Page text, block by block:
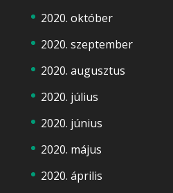
2020. október
2020. szeptember
2020. augusztus
2020. július
2020. június
2020. május
2020. április